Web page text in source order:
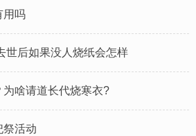
用吗
世后如果没人烧纸会怎样
啥请道长代烧寒衣?
祭‬活动